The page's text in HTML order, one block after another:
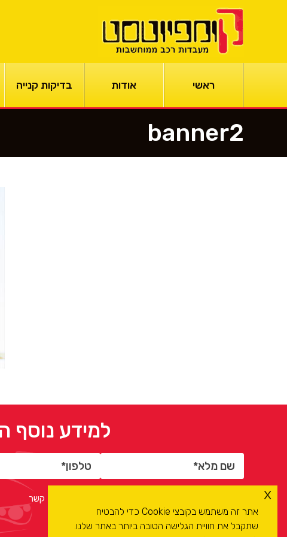
ראשי אודות בדיקות קנייה
banner2
למידע נוסף
ולעיבוד המידע ליצירת קשר
אתר זה משתמש בקובצי Cookie כדי להבטיח
שתקבל את חוויית הגלישה הטובה ביותר באתר שלנו.
x